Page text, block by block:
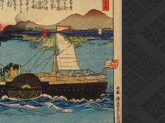
媒体資料・関連記事等
博物館、美術館の皆さまへ
文化庁よりご挨拶
今月のみどころ